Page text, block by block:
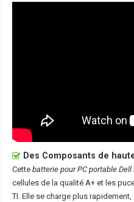
Des Composants de
Cette batterie pour PC portable
cellules de la qualité A+ et les
TI. Elle se charge plus